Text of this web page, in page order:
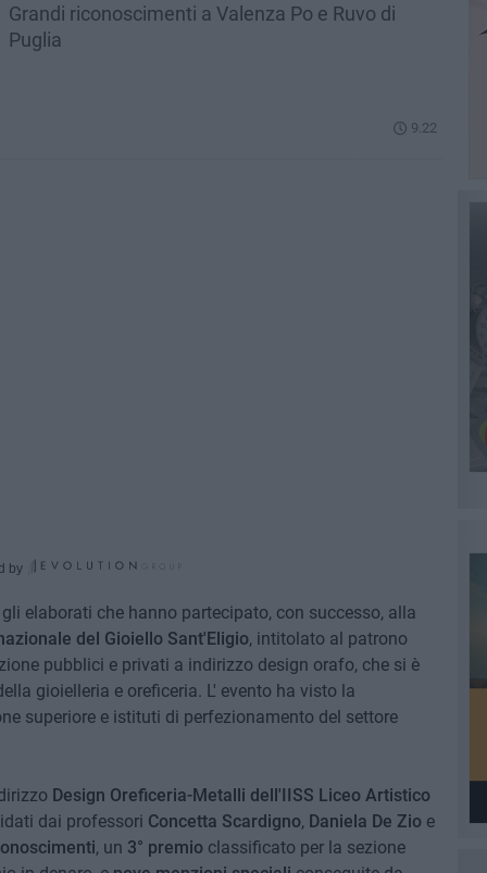
Grandi riconoscimenti a Valenza Po e Ruvo di
Puglia
9.22
by
elaborati che hanno partecipato, con successo, alla
del Gioiello Sant'Eligio, intitolato al patrono
pubblici e privati a indirizzo design orafo, che si è
gioielleria e oreficeria. L' evento ha visto la
superiore e istituti di perfezionamento del settore
Design Oreficeria-Metalli dell'IISS Liceo Artistico
dai professori Concetta Scardigno, Daniela De Zioe
, un 3° premio classificato per la sezione